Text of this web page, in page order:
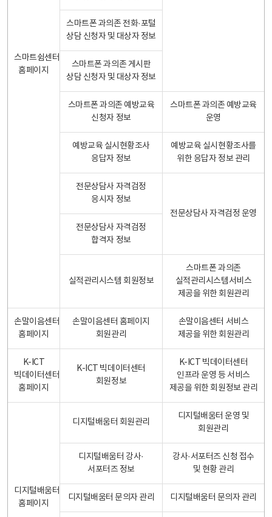
스마트쉼센터
홈페이지
스마트폰 과의존 전화·포털
상담 신청자 및 대상자 정보
스마트폰 과의존 게시판
상담 신청자 및 대상자 정보
스마트폰 과의존 예방교육
신청자 정보
스마트폰 과의존 예방교육
운영
예방교육 실시현황조사
응답자 정보
예방교육 실시현황조사를
위한 응답자 정보 관리
전문상담사 자격검정
응시자 정보
전문상담사 자격검정 운영
전문상담사 자격검정
합격자 정보
실적관리시스템 회원정보
스마트폰 과의존
실적관리시스템서비스
제공을 위한 회원관리
손말이음센터
홈페이지
손말이음센터 홈페이지
회원관리
손말이음센터 서비스
제공을 위한 회원관리
K-ICT
빅데이터센터
홈페이지
K-ICT 빅데이터센터
회원정보
K-ICT 빅데이터센터
인프라 운영 등 서비스
제공을 위한 회원정보 관리
디지털배움터
홈페이지
디지털배움터 회원관리
디지털배움터 운영 및
회원관리
디지털배움터 강사·
서포터즈 정보
강사·서포터즈 신청 접수
및 현황 관리
디지털배움터 문의자 관리 디지털배움터 문의자 관리